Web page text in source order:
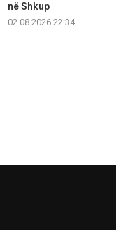
në Shkup
02.08.2026 22:34